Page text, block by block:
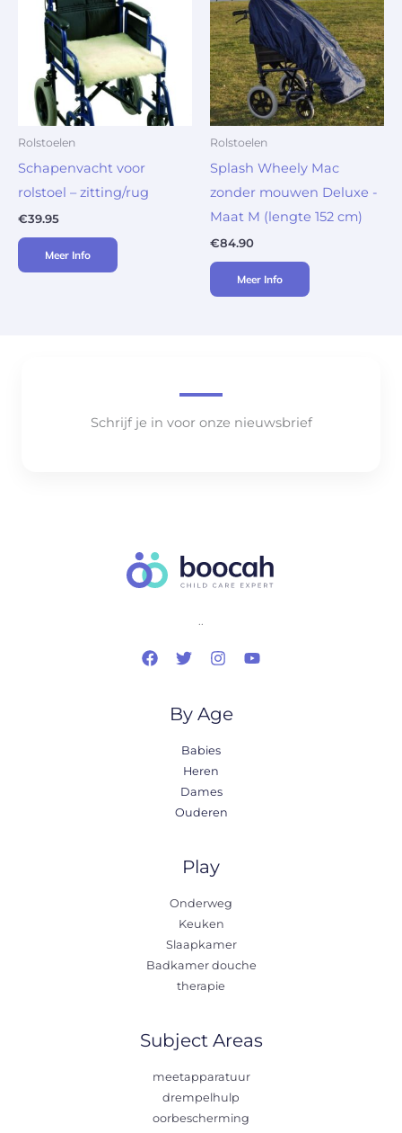
Rolstoelen
Schapenvacht voor
rolstoel – zitting/rug
€39.95
Meer Info
Rolstoelen
Splash Wheely Mac
zonder mouwen Deluxe -
Maat M (lengte 152 cm)
€84.90
Meer Info
Schrijf je in voor onze nieuwsbrief
..
By Age
Babies
Heren
Dames
Ouderen
Play
Onderweg
Keuken
Slaapkamer
Badkamer douche
therapie
Subject Areas
meetapparatuur
drempelhulp
oorbescherming